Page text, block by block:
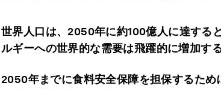
世界人口は、2050年に約100億人に達する
ルギーへの世界的な需要は飛躍的に増加す
2050年までに食料安全保障を担保するた